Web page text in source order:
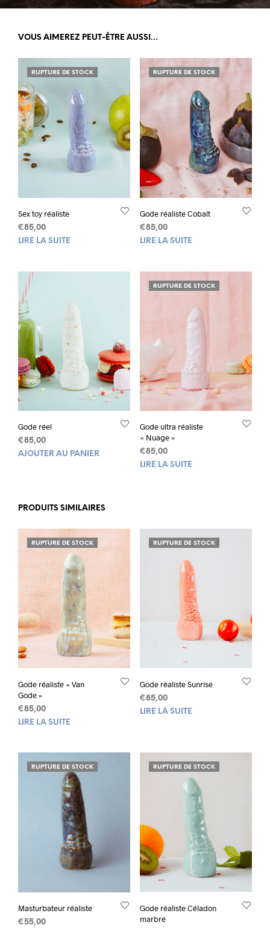
VOUS AIMEREZ PEUT-ÊTRE AUSSI…
RUPTURE DE STOCK
Sex toy réaliste
€85,00
LIRE LA SUITE
RUPTURE DE STOCK
Gode réaliste Cobalt
€85,00
LIRE LA SUITE
Gode réel
€85,00
AJOUTER AU PANIER
RUPTURE DE STOCK
Gode ultra réaliste
« Nuage »
€85,00
LIRE LA SUITE
PRODUITS SIMILAIRES
RUPTURE DE STOCK
Gode réaliste « Van
Gode »
€85,00
LIRE LA SUITE
RUPTURE DE STOCK
Gode réaliste Sunrise
€85,00
LIRE LA SUITE
RUPTURE DE STOCK
Masturbateur réaliste
€55,00
RUPTURE DE STOCK
Gode réaliste Céladon
marbré